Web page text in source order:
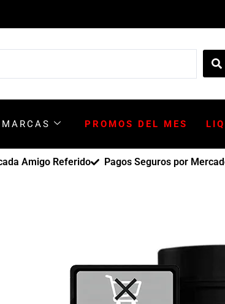
MARCAS PROMOS DEL MES
Amigo Referido Pagos Seguros por